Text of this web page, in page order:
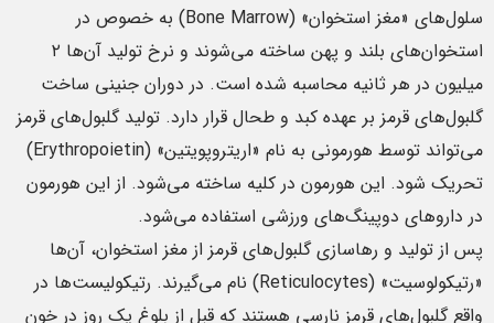
سلول‌های «مغز استخوان» (Bone Marrow) به خصوص در
استخوان‌های بلند و پهن ساخته می‌شوند و نرخ تولید آن‌ها ۲
میلیون در هر ثانیه محاسبه شده است. در دوران جنینی ساخت
گلبول‌های قرمز بر عهده کبد و طحال قرار دارد. تولید گلبول‌های قرمز
می‌تواند توسط هورمونی به نام «اریتروپویتین» (Erythropoietin)
تحریک شود. این هورمون در کلیه ساخته می‌شود. از این هورمون
در داروهای دوپینگ‌های ورزشی استفاده می‌شود.
پس از تولید و رهاسازی گلبول‌های قرمز از مغز استخوان، آن‌ها
«رتیکولوسیت» (Reticulocytes) نام می‌گیرند. رتیکولیست‌ها در
واقع گلبول‌های قرمز نارسی هستند که قبل از بلوغ یک روز در خون